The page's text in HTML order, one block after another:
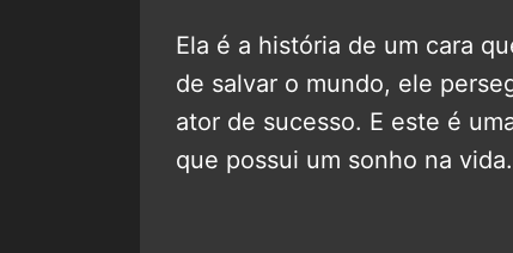
Ela é a história de um cara
de salvar o mundo, ele
ator de sucesso. E este é
que possui um sonho na vida.